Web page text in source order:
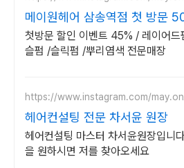
메이원헤어 삼송역점 첫 방문
인
첫방문 할인 이벤트 45% / 레이어드
슬펌 /슬릭펌 /뿌리염색 전문매장
https://www.instagram.com/
헤어컨설팅 전문 차서윤 원장
헤어컨설팅 마스터 차서윤원장입니
을 원하시면 저를 찾아오세요